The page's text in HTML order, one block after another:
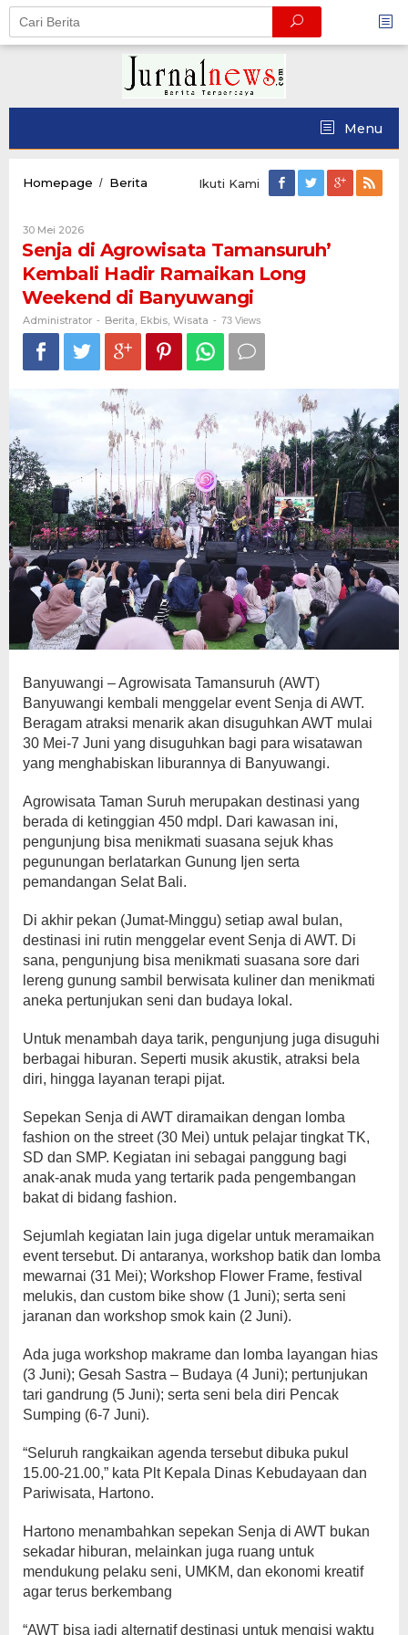
Skip
content
Menu
Homepage / Berita
Kembali
Hadir
Ramaikan
Long
Banyuwangi
Ikuti Kami
30 Mei 2026Oleh
Administrator
Senja di Agrowisata Tamansuruh’
Kembali Hadir Ramaikan Long
Weekend di Banyuwangi
Administrator - Berita, Ekbis, Wisata - 73 Views
Banyuwangi – Agrowisata Tamansuruh (AWT)
Banyuwangi kembali menggelar event Senja di AWT.
Beragam atraksi menarik akan disuguhkan AWT mulai
30 Mei-7 Juni yang disuguhkan bagi para wisatawan
yang menghabiskan liburannya di Banyuwangi.
Agrowisata Taman Suruh merupakan destinasi yang
berada di ketinggian 450 mdpl. Dari kawasan ini,
pengunjung bisa menikmati suasana sejuk khas
pegunungan berlatarkan Gunung Ijen serta
pemandangan Selat Bali.
Di akhir pekan (Jumat-Minggu) setiap awal bulan,
destinasi ini rutin menggelar event Senja di AWT. Di
sana, pengunjung bisa menikmati suasana sore dari
lereng gunung sambil berwisata kuliner dan menikmati
aneka pertunjukan seni dan budaya lokal.
Untuk menambah daya tarik, pengunjung juga disuguhi
berbagai hiburan. Seperti musik akustik, atraksi bela
diri, hingga layanan terapi pijat.
Sepekan Senja di AWT diramaikan dengan lomba
fashion on the street (30 Mei) untuk pelajar tingkat TK,
SD dan SMP. Kegiatan ini sebagai panggung bagi
anak-anak muda yang tertarik pada pengembangan
bakat di bidang fashion.
Sejumlah kegiatan lain juga digelar untuk meramaikan
event tersebut. Di antaranya, workshop batik dan lomba
mewarnai (31 Mei); Workshop Flower Frame, festival
melukis, dan custom bike show (1 Juni); serta seni
jaranan dan workshop smok kain (2 Juni).
Ada juga workshop makrame dan lomba layangan hias
(3 Juni); Gesah Sastra – Budaya (4 Juni); pertunjukan
tari gandrung (5 Juni); serta seni bela diri Pencak
Sumping (6-7 Juni).
“Seluruh rangkaikan agenda tersebut dibuka pukul
15.00-21.00,” kata Plt Kepala Dinas Kebudayaan dan
Pariwisata, Hartono.
Hartono menambahkan sepekan Senja di AWT bukan
sekadar hiburan, melainkan juga ruang untuk
mendukung pelaku seni, UMKM, dan ekonomi kreatif
agar terus berkembang
“AWT bisa jadi alternatif destinasi untuk mengisi waktu